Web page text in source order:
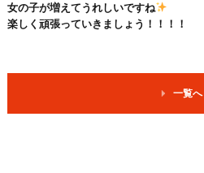
女の子が増えてうれしいですね
楽しく頑張っていきましょう！！！！
一覧へ